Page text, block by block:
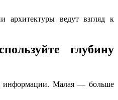
архитектуры ведут взгляд к
глубину
информации. Малая — больше